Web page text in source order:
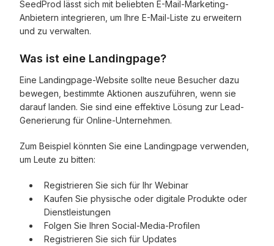
SeedProd lässt sich mit beliebten E-Mail-Marketing-
Anbietern integrieren, um Ihre E-Mail-Liste zu erweitern
und zu verwalten.
Was ist eine Landingpage?
Eine Landingpage-Website sollte neue Besucher dazu
bewegen, bestimmte Aktionen auszuführen, wenn sie
darauf landen. Sie sind eine effektive Lösung zur Lead-
Generierung für Online-Unternehmen.
Zum Beispiel könnten Sie eine Landingpage verwenden,
um Leute zu bitten:
Registrieren Sie sich für Ihr Webinar
Kaufen Sie physische oder digitale Produkte oder
Dienstleistungen
Folgen Sie Ihren Social-Media-Profilen
Registrieren Sie sich für Updates